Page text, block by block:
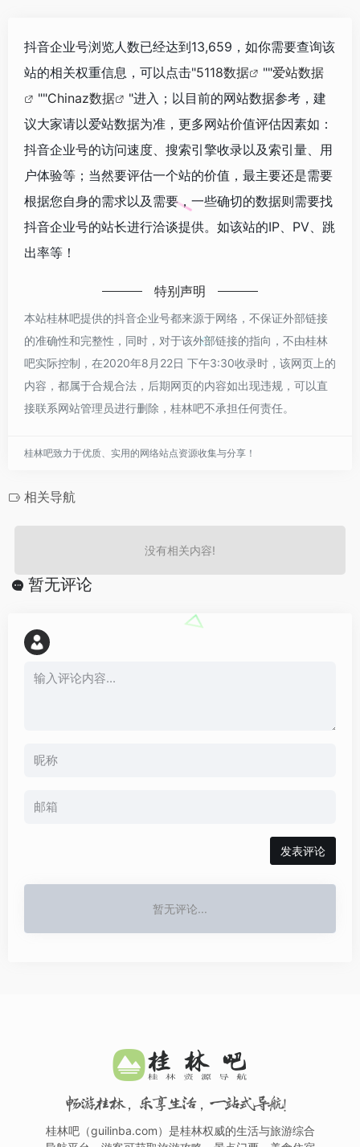
抖音企业号浏览人数已经达到13,659，如你需要查询该
站的相关权重信息，可以点击"5118数据 ""爱站数据
""Chinaz数据
"进入；以目前的网站数据参考，建
议大家请以爱站数据为准，更多网站价值评估因素如：
抖音企业号的访问速度、搜索引擎收录以及索引量、用
户体验等；当然要评估一个站的价值，最主要还是需要
根据您自身的需求以及需要，一些确切的数据则需要找
抖音企业号的站长进行洽谈提供。如该站的IP、PV、跳
出率等！
特别声明
本站桂林吧提供的抖音企业号都来源于网络，不保证外部链接
的准确性和完整性，同时，对于该外部链接的指向，不由桂林
吧实际控制，在2020年8月22日 下午3:30收录时，该网页上的
内容，都属于合规合法，后期网页的内容如出现违规，可以直
接联系网站管理员进行删除，桂林吧不承担任何责任。
桂林吧致力于优质、实用的网络站点资源收集与分享！
相关导航
没有相关内容!
暂无评论
发表评论
暂无评论...
畅游桂林，乐享生活，一站式导航！
桂林吧（guilinba.com）是桂林权威的生活与旅游综合